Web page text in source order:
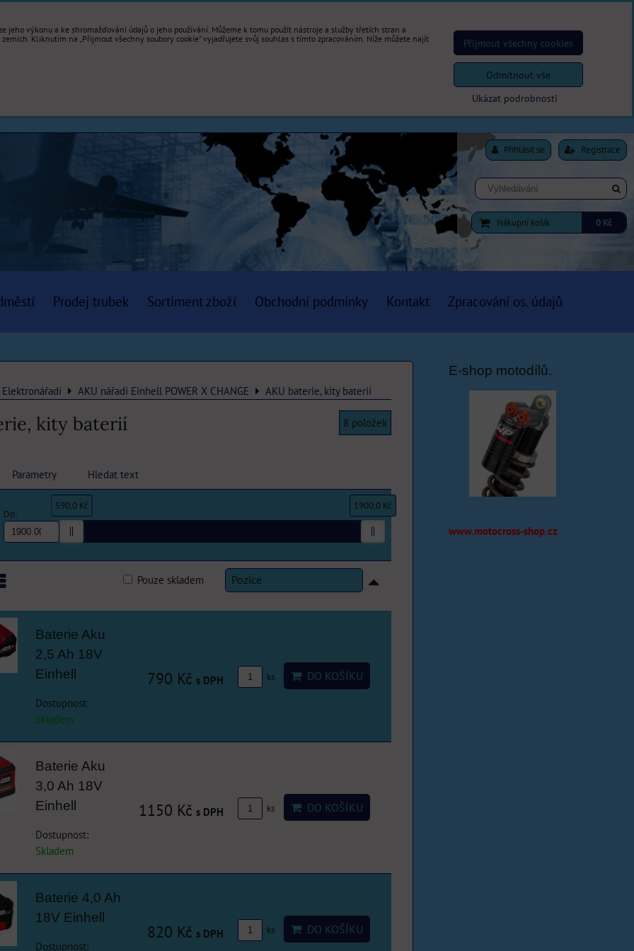
Přihlásit se Registrace
Nákupní košík 0 Kč
Prodej trubek Sortiment zboží Obchodní podmínky Kontakt Zpracování os. údajů
Elektronářadí AKU nářadí Einhell POWER X CHANGE AKU baterie, kity baterií
kity baterií 8 položek
Parametry Hledat text
Do:
590,0 Kč 1900,0 Kč
Pozice
Pouze skladem
Baterie Aku
2,5 Ah 18V
Einhell
Dostupnost:
Skladem
790 Kč s DPH ks DO KOŠÍKU
Baterie Aku
3,0 Ah 18V
Einhell
Dostupnost:
Skladem
1150 Kč s DPH ks DO KOŠÍKU
Baterie 4,0 Ah
18V Einhell
Dostupnost:
820 Kč s DPH ks DO KOŠÍKU
E-shop motodílů.
www.motocross-shop.cz
jeho výkonu a ke shromažďování údajů o jeho používání. Můžeme k tomu použít nástroje a služby třetích stran a
Kliknutím na „Přijmout všechny soubory cookie“ vyjadřujete svůj souhlas s tímto zpracováním. Níže můžete najít
Ukázat podrobnosti
Přijmout všechny cookies
Odmítnout vše